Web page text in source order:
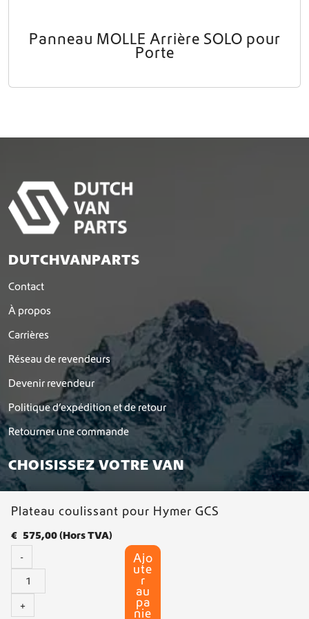
Panneau MOLLE Arrière SOLO pour
Porte
Plateau coulissant pour Hymer GCS
€ 575,00(Hors TVA)
-
+
Ajo
ute
r
au
pa
nie
DUTCHVANPARTS
Contact
À propos
Carrières
Réseau de revendeurs
Devenir revendeur
Politique d’expédition et de retour
Retourner une commande
CHOISISSEZ VOTRE VAN